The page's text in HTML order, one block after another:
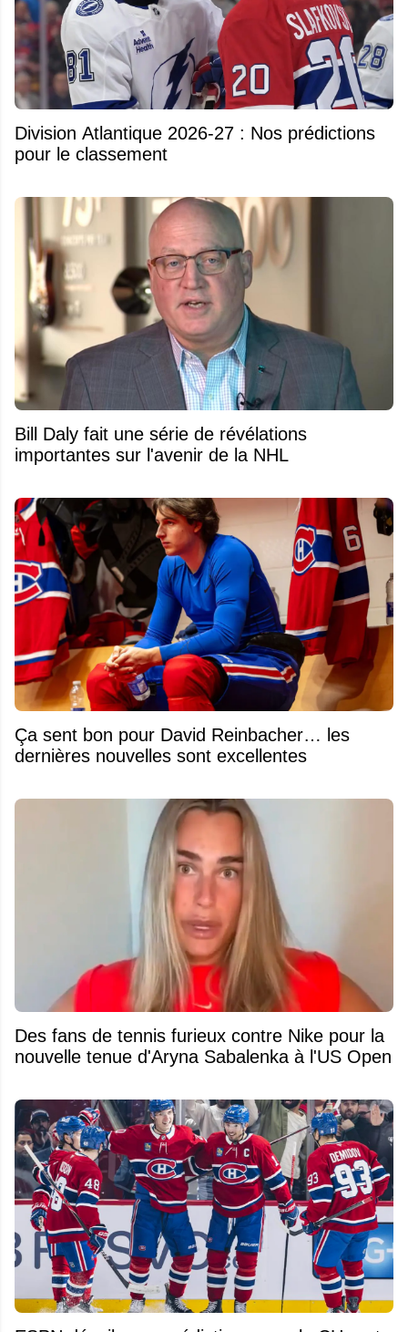
Division Atlantique 2026-27 : Nos prédictions
pour le classement
Bill Daly fait une série de révélations
importantes sur l'avenir de la NHL
Ça sent bon pour David Reinbacher… les
dernières nouvelles sont excellentes
Des fans de tennis furieux contre Nike pour la
nouvelle tenue d'Aryna Sabalenka à l'US Open